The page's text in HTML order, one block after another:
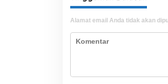
Alamat email Anda tidak akan